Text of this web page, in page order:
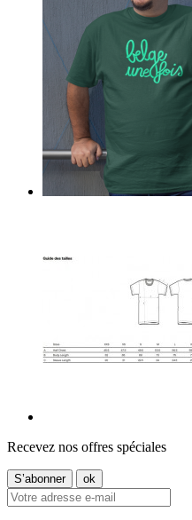
Recevez nos offres spéciales